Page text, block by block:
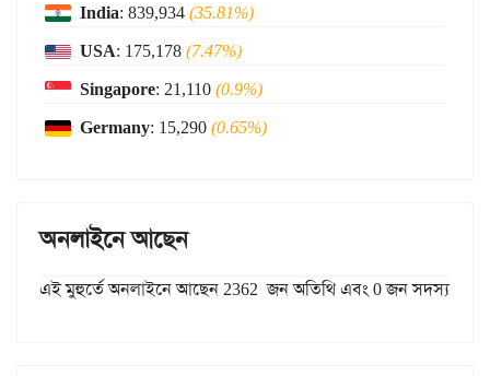
India: 839,934(35.81%)
USA: 175,178(7.47%)
Singapore: 21,110(0.9%)
Germany: 15,290(0.65%)
অনলাইনে আছেন
এই মুহুর্তে অনলাইনে আছেন 2362 জন অতিথি এবং 0 জন সদস্য